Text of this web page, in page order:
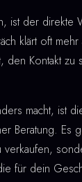
ist der direkte
klärt oft mehr
Kontakt zu
macht, ist
Beratung. Es
verkaufen,
für dein